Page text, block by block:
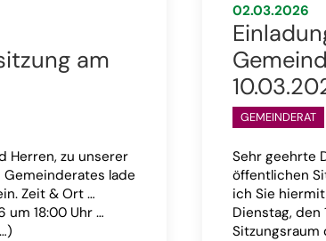
am
Herren, zu unserer
lade
Zeit & Ort …
um 18:00 Uhr …
02.03.2026
GEMEINDERAT
Sehr geehrte
öffentlichen
ich Sie
Dienstag, den
Sitzungsraum